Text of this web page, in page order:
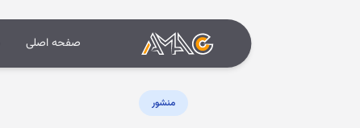
صفحه اصلی
منشور